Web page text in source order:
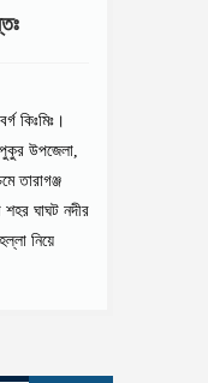
কিঃমিঃ।
উপজেলা,
তারাগঞ্জ
ঘাঘট নদীর
নিয়ে